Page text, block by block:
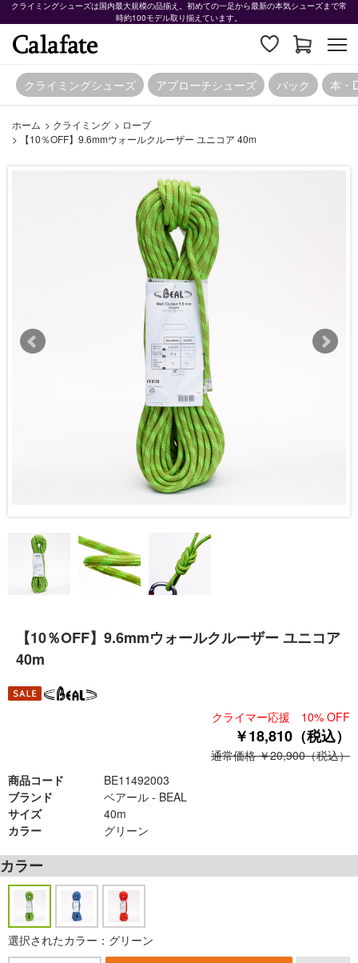
クライミングシューズは国内最大規模の品揃え。初めての一足から最新の本気シューズまで常
時約100モデル取り揃えています。
クライミングシューズ アプローチシューズ パック 本・
ホーム > クライミング > ロープ
>
【10％OFF】9.6mmウォールクルーザー ユニコア 40m
【10％OFF】9.6mmウォールクルーザー ユニコア
40m
クライマー応援 10% OFF
￥18,810（税込）
通常価格 ￥20,900（税込）
商品コード
BE11492003
ブランド
ベアール - BEAL
サイズ
40m
カラー
グリーン
カラー
選択されたカラー：グリーン